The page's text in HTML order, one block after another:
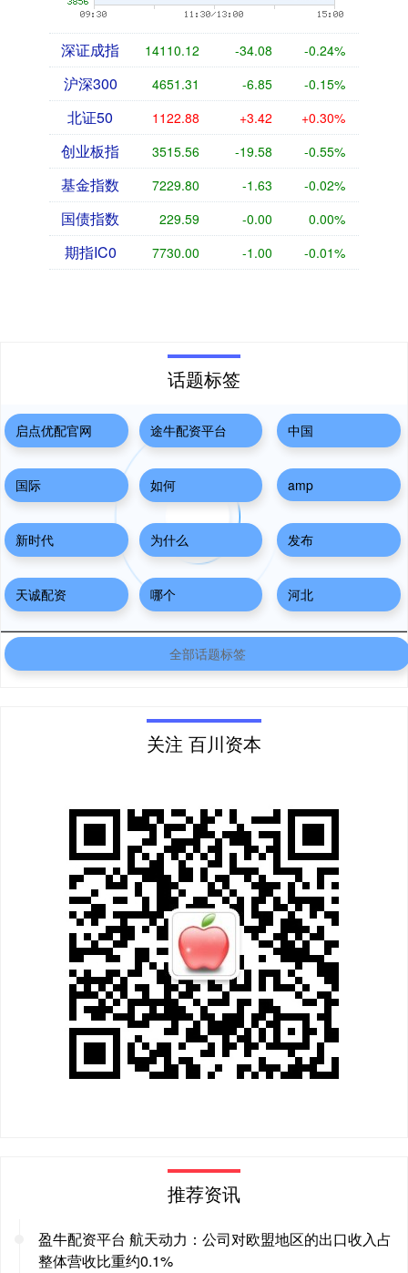
深证成指 14110.12 -34.08 -0.24%
沪深300 4651.31 -6.85 -0.15%
北证50 1122.88 +3.42 +0.30%
创业板指 3515.56 -19.58 -0.55%
基金指数 7229.80 -1.63 -0.02%
国债指数 229.59 -0.00 0.00%
期指IC0 7730.00 -1.00 -0.01%
话题标签
启点优配官网 途牛配资平台 中国
国际 如何 amp
新时代 为什么 发布
天诚配资 哪个 河北
全部话题标签
关注 百川资本
推荐资讯
盈牛配资平台 航天动力：公司对欧盟地区的出口收入占
整体营收比重约0.1%